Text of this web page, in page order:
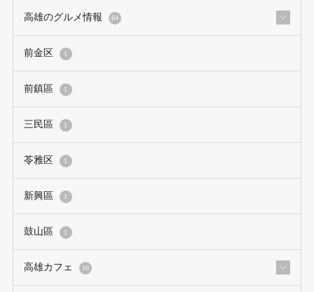
高雄のグルメ情報 84
前金区 1
前鎮區 1
三民區 1
苓雅区 1
新興區 1
鼓山區 1
高雄カフェ 16